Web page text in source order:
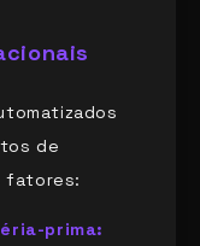
de
fatores:
prima: